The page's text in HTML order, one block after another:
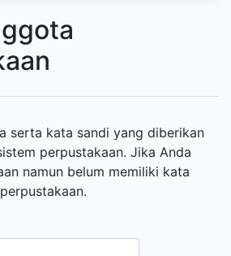
serta kata sandi yang diberikan
perpustakaan. Jika Anda
namun belum memiliki kata